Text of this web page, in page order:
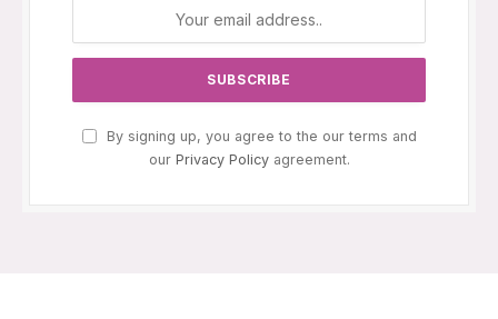
By signing up, you agree to the our terms and
our Privacy Policyagreement.